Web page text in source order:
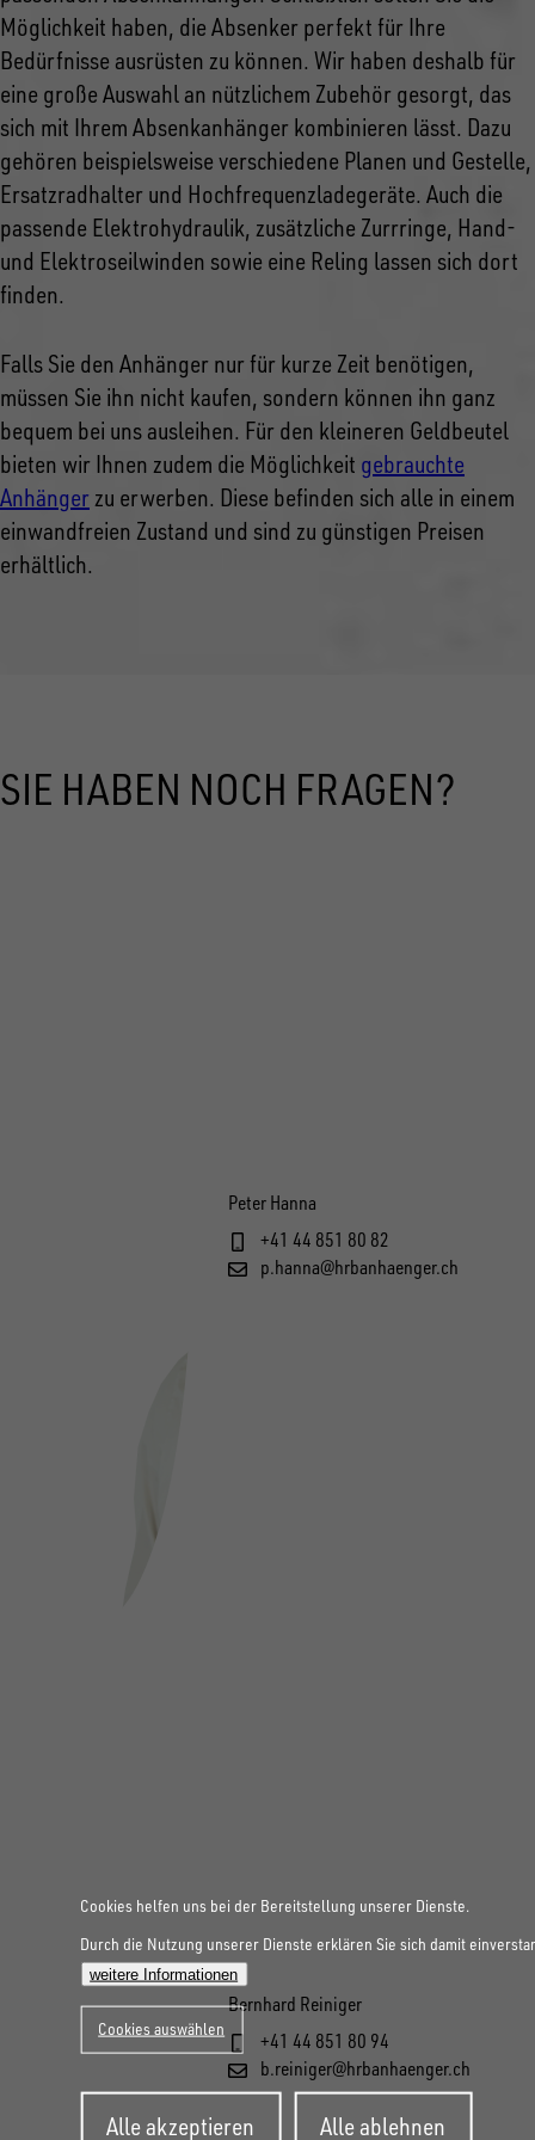
Möglichkeit haben, die Absenker perfekt für Ihre
Bedürfnisse ausrüsten zu können. Wir haben deshalb für
eine große Auswahl an nützlichem Zubehör gesorgt, das
sich mit Ihrem Absenkanhänger kombinieren lässt. Dazu
gehören beispielsweise verschiedene Planen und Gestelle,
Ersatzradhalter und Hochfrequenzladegeräte. Auch die
passende Elektrohydraulik, zusätzliche Zurrringe, Hand-
und Elektroseilwinden sowie eine Reling lassen sich dort
finden.
Falls Sie den Anhänger nur für kurze Zeit benötigen,
müssen Sie ihn nicht kaufen, sondern können ihn ganz
bequem bei uns ausleihen. Für den kleineren Geldbeutel
bieten wir Ihnen zudem die Möglichkeit gebrauchte
Anhängerzu erwerben. Diese befinden sich alle in einem
einwandfreien Zustand und sind zu günstigen Preisen
erhältlich.
SIE HABEN NOCH FRAGEN?
Peter Hanna
+41 44 851 80 82
p.hanna@hrbanhaenger.ch
Bernhard Reiniger
+41 44 851 80 94
b.reiniger@hrbanhaenger.ch
Cookies helfen uns bei der Bereitstellung unserer Dienste.
Durch die Nutzung unserer Dienste erklären Sie sich damit
weitere Informationen
Cookies auswählen
Alle akzeptieren
zurückziehen
Alle ablehnen